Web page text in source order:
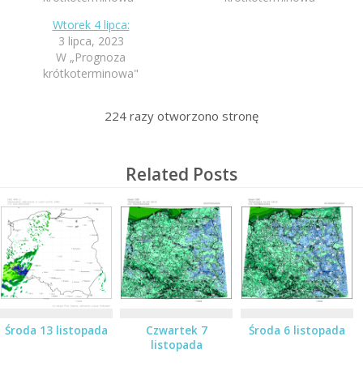
Wtorek 4 lipca:
3 lipca, 2023
W „Prognoza
krótkoterminowa"
224 razy otworzono stronę
Related Posts
Środa 13 listopada
Czwartek 7
listopada
Środa 6 listopada